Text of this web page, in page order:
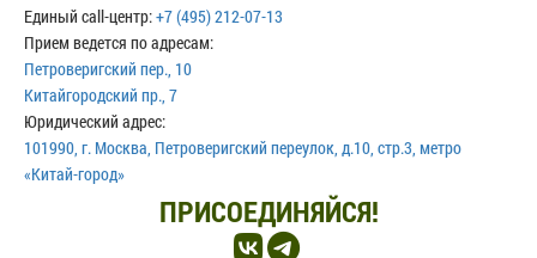
Единый call-центр:+7 (495) 212-07-13
Прием ведется по адресам:
Петроверигский пер., 10
Китайгородский пр., 7
Юридический адрес:
101990, г. Москва, Петроверигский переулок, д.10, стр.3, метро
«Китай-город»
ПРИСОЕДИНЯЙСЯ!